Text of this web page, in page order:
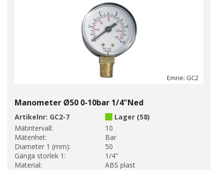
Emne: GC2
Manometer Ø50 0-10bar 1/4"Ned
Artikelnr: GC2-7
Lager (58)
Mätintervall:
10
Mätenhet:
Bar
Diameter 1 (mm):
50
Gänga storlek 1:
1/4"
Material:
ABS plast